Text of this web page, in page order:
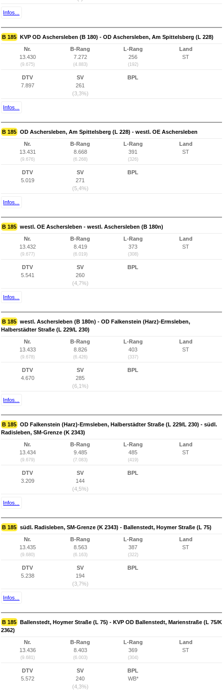
Infos...
B 185 KVP OD Aschersleben (B 180) - OD Aschersleben, Am Spittelsberg (L 228)
Nr.
13.430
(9.675)
B-Rang
7.272
(4.883)
L-Rang
256
(192)
Land
ST
DTV
7.897
SV
261
(3,3%)
BPL
Infos...
B 185 OD Aschersleben, Am Spittelsberg (L 228) - westl. OE Aschersleben
Nr.
13.431
(9.676)
B-Rang
8.668
(6.268)
L-Rang
391
(326)
Land
ST
DTV
5.019
SV
271
(5,4%)
BPL
Infos...
B 185 westl. OE Aschersleben - westl. Aschersleben (B 180n)
Nr.
13.432
(9.677)
B-Rang
8.419
(6.019)
L-Rang
373
(308)
Land
ST
DTV
5.541
SV
260
(4,7%)
BPL
Infos...
B 185 westl. Aschersleben (B 180n) - OD Falkenstein (Harz)-Ermsleben,
Halberstädter Straße (L 229/L 230)
Nr.
13.433
(9.678)
B-Rang
8.826
(6.426)
L-Rang
403
(337)
Land
ST
DTV
4.670
SV
285
(6,1%)
BPL
Infos...
B 185 OD Falkenstein (Harz)-Ermsleben, Halberstädter Straße (L 229/L 230) - südl.
Radisleben, SM-Grenze (K 2343)
Nr.
13.434
(9.679)
B-Rang
9.485
(7.083)
L-Rang
485
(419)
Land
ST
DTV
3.209
SV
144
(4,5%)
BPL
Infos...
B 185 südl. Radisleben, SM-Grenze (K 2343) - Ballenstedt, Hoymer Straße (L 75)
Nr.
13.435
(9.680)
B-Rang
8.563
(6.163)
L-Rang
387
(322)
Land
ST
DTV
5.238
SV
194
(3,7%)
BPL
Infos...
B 185 Ballenstedt, Hoymer Straße (L 75) - KVP OD Ballenstedt, Marienstraße (L 75/K
2362)
Nr.
13.436
(9.681)
B-Rang
8.403
(6.003)
L-Rang
369
(304)
Land
ST
DTV
5.572
SV
240
(4,3%)
BPL
WB*